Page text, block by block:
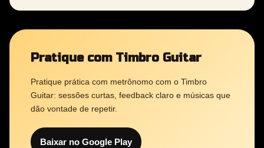
Pratique com Timbro Guitar
Pratique prática com metrônomo com o Timbro
Guitar: sessões curtas, feedback claro e músicas que
dão vontade de repetir.
Baixar no Google Play